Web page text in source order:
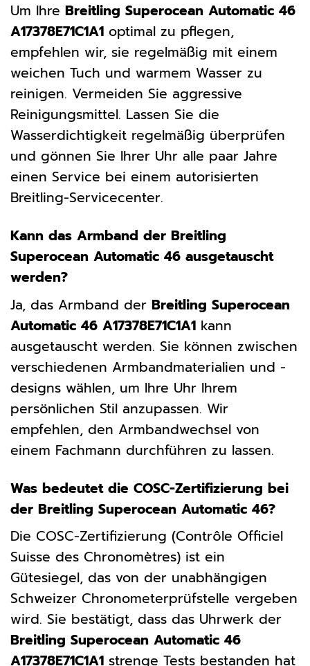
Um Ihre Breitling Superocean Automatic 46
A17378E71C1A1 optimal zu pflegen,
empfehlen wir, sie regelmäßig mit einem
weichen Tuch und warmem Wasser zu
reinigen. Vermeiden Sie aggressive
Reinigungsmittel. Lassen Sie die
Wasserdichtigkeit regelmäßig überprüfen
und gönnen Sie Ihrer Uhr alle paar Jahre
einen Service bei einem autorisierten
Breitling-Servicecenter.
Kann das Armband der Breitling
Superocean Automatic 46 ausgetauscht
werden?
Ja, das Armband der Breitling Superocean
Automatic 46 A17378E71C1A1 kann
ausgetauscht werden. Sie können zwischen
verschiedenen Armbandmaterialien und -
designs wählen, um Ihre Uhr Ihrem
persönlichen Stil anzupassen. Wir
empfehlen, den Armbandwechsel von
einem Fachmann durchführen zu lassen.
Was bedeutet die COSC-Zertifizierung bei
der Breitling Superocean Automatic 46?
Die COSC-Zertifizierung (Contrôle Officiel
Suisse des Chronomètres) ist ein
Gütesiegel, das von der unabhängigen
Schweizer Chronometerprüfstelle vergeben
wird. Sie bestätigt, dass das Uhrwerk der
Breitling Superocean Automatic 46
A17378E71C1A1 strenge Tests bestanden hat